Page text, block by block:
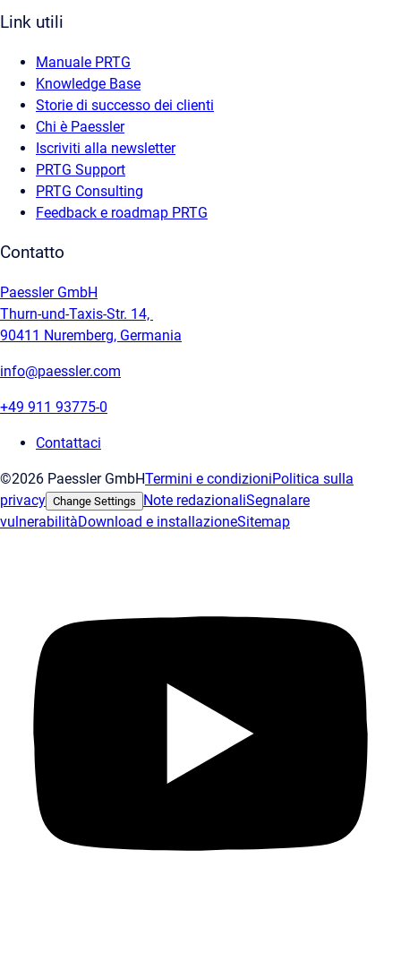
Link utili
Manuale PRTG
Knowledge Base
Storie di successo dei clienti
Chi è Paessler
Iscriviti alla newsletter
PRTG Support
PRTG Consulting
Feedback e roadmap PRTG
Contatto
Paessler GmbH
Thurn-und-Taxis-Str. 14,
90411 Nuremberg, Germania
info@paessler.com
+49 911 93775-0
Contattaci
©2026 Paessler GmbHTermini e condizioniPolitica sulla
privacy Change Settings Note redazionaliSegnalare
vulnerabilitàDownload e installazioneSitemap